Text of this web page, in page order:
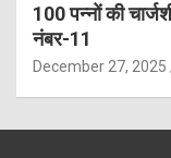
100 पन्नों की
नंबर-11
December 27, 2025